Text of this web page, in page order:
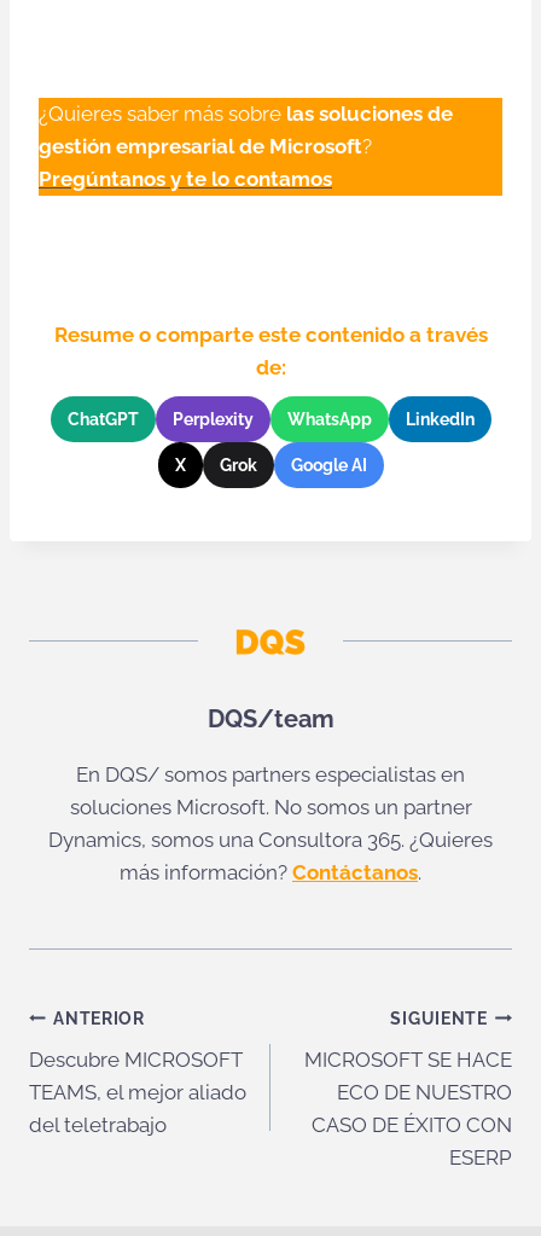
¿Quieres saber más sobre las soluciones de
gestión empresarial de Microsoft?
Pregúntanos y te lo contamos
Resume o comparte este contenido a través
de:
ChatGPT Perplexity WhatsApp LinkedIn
X Grok Google AI
DQS/team
En DQS/ somos partners especialistas en
soluciones Microsoft. No somos un partner
Dynamics, somos una Consultora 365. ¿Quieres
más información? Contáctanos.
Navegación
de
entradas
ANTERIOR
Descubre MICROSOFT
TEAMS, el mejor aliado
del teletrabajo
SIGUIENTE
MICROSOFT SE HACE
ECO DE NUESTRO
CASO DE ÉXITO CON
ESERP